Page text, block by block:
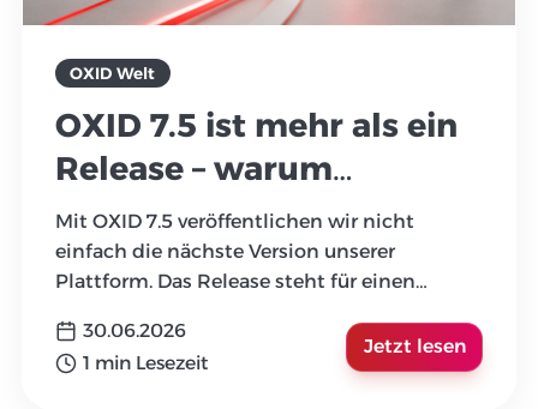
OXID Welt
OXID 7.5 ist mehr als ein
Release – warum
kontinuierliche
Weiterentwicklung
entscheidend bleibt
Mit OXID 7.5 veröffentlichen wir nicht
einfach die nächste Version unserer
Plattform. Das Release steht für einen
ihre Commerce-Plattform langfristig
kontrol...
30.06.2026
1 min Lesezeit
Jetzt lesen